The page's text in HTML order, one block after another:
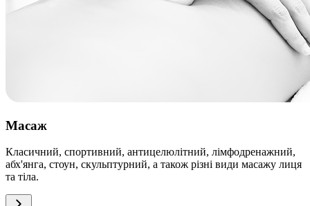
Масаж
Класичний, спортивний, антицелюлітний, лімфодренажний,
абх'янга, стоун, скульптурний, а також різні види масажу лиця
та тіла.